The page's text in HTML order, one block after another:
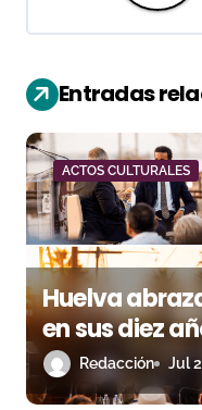
i
ó
n
d
e
e
n
t
r
Entradas
ACTOS CULTURALES
Huelva
en sus diez
Redacción Jul